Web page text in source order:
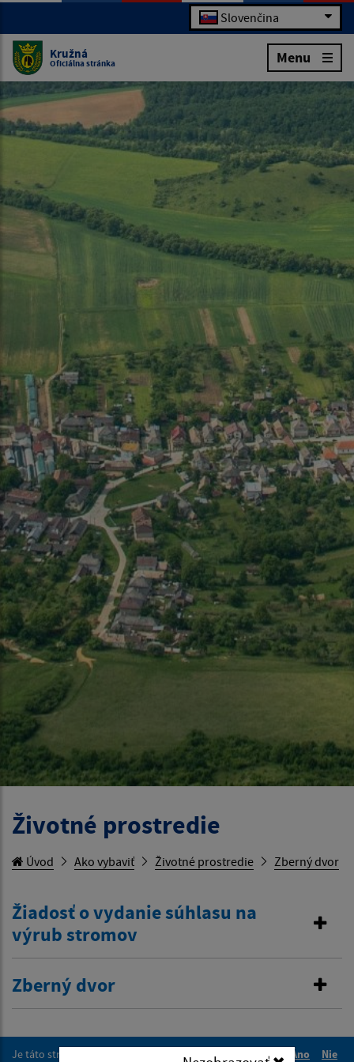
Slovenčina
Kružná
Oficiálna stránka Menu
Životné prostredie
Úvod Ako vybaviť Životné prostredie Zberný dvor
Žiadosť o vydanie súhlasu na
výrub stromov
Zberný dvor
Je táto stránka užitočná?
Áno
Nie